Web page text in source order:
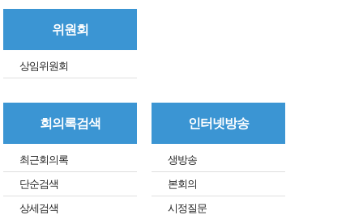
위원회
상임위원회
회의록검색
최근회의록
단순검색
상세검색
인터넷방송
생방송
본회의
시정질문